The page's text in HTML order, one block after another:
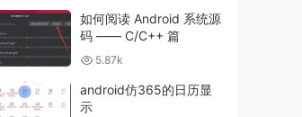
如何阅读 Android 系统源
码 —— C/C++ 篇
5.87k
android仿365的日历显
示